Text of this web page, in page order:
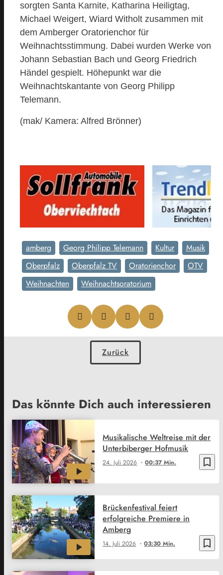
sorgten Santa Karnite, Katharina Heiligtag,
Michael Weigert, Wiard Witholt zusammen mit
dem Amberger Oratorienchor für
Weihnachtsstimmung. Dabei wurden Werke von
Johann Sebastian Bach und Georg Friedrich
Händel gespielt. Höhepunkt war die
Weihnachtskantante von Georg Philipp
Telemann.
(mak/ Kamera: Alfred Brönner)
amberg Georg Philipp Telemann Kultur
Musik
Oberpfalz
Oberpfalz TV Oratorienchor
OTV
Weihnachten
Weihnachtsoratorium
Zurück
Das könnte Dich auch interessieren
bookmark_border
24. Juli 2026 00:37 Min.
Musikalische Weltreise mit der
Unterbiberger Hofmusik
bookmark_border
14. Juli 2026 03:30 Min.
Brückenfestival feiert
erfolgreiche Premiere in
Amberg